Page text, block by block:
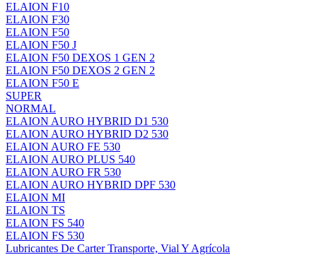
ELAION F10
ELAION F30
ELAION F50
ELAION F50 J
ELAION F50 DEXOS 1 GEN 2
ELAION F50 DEXOS 2 GEN 2
ELAION F50 E
SUPER
NORMAL
ELAION AURO HYBRID D1 530
ELAION AURO HYBRID D2 530
ELAION AURO FE 530
ELAION AURO PLUS 540
ELAION AURO FR 530
ELAION AURO HYBRID DPF 530
ELAION MI
ELAION TS
ELAION FS 540
ELAION FS 530
Lubricantes De Carter Transporte, Vial Y Agrícola